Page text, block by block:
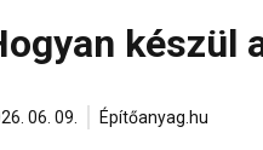
készül
06. 09. Építőanyag.hu